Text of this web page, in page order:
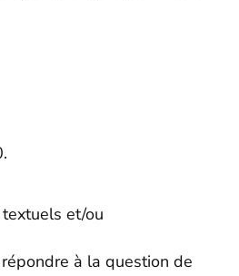
et/ou
à la question de